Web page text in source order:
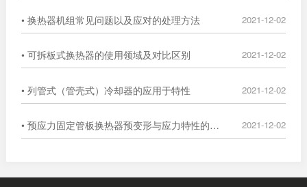
• 换热器机组常见问题以及应对的处理方法 2021-12-02
• 可拆板式换热器的使用领域及对比区别 2021-12-02
• 列管式（管壳式）冷却器的应用于特性 2021-12-02
• 预应力固定管板换热器预变形与应力特性的数值分析 2021-12-02